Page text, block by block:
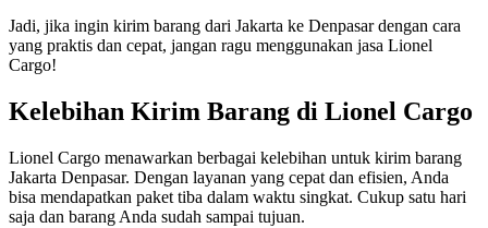
Jadi, jika ingin kirim barang dari Jakarta ke Denpasar dengan cara
yang praktis dan cepat, jangan ragu menggunakan jasa Lionel
Cargo!
Kelebihan Kirim Barang di Lionel Cargo
Lionel Cargo menawarkan berbagai kelebihan untuk kirim barang
Jakarta Denpasar. Dengan layanan yang cepat dan efisien, Anda
bisa mendapatkan paket tiba dalam waktu singkat. Cukup satu hari
saja dan barang Anda sudah sampai tujuan.